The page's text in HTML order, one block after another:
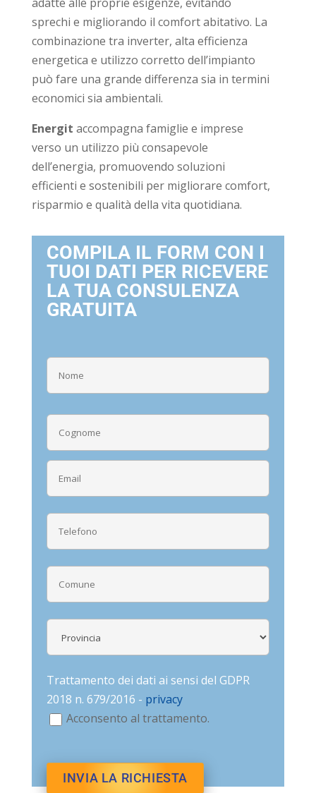
sprechi e migliorando il comfort abitativo. La
combinazione tra inverter, alta efficienza
energetica e utilizzo corretto dell’impianto
può fare una grande differenza sia in termini
economici sia ambientali.
Energit accompagna famiglie e imprese
verso un utilizzo più consapevole
dell’energia, promuovendo soluzioni
efficienti e sostenibili per migliorare comfort,
risparmio e qualità della vita quotidiana.
COMPILA IL FORM CON I
TUOI DATI PER RICEVERE
LA TUA CONSULENZA
GRATUITA
Trattamento dei dati ai sensi del GDPR
2018 n. 679/2016 - privacy
Acconsento al trattamento.